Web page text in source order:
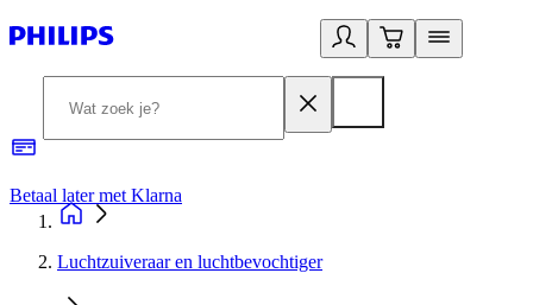
Betaal later met Klarna
Luchtzuiveraar en luchtbevochtiger